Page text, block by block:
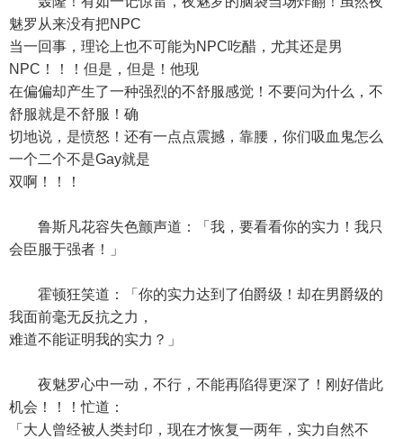
魅罗从来没有把NPC
当一回事，理论上也不可能为NPC吃醋，尤其还是男
NPC！！！但是，但是！他现
在偏偏却产生了一种强烈的不舒服感觉！不要问为什么，不
舒服就是不舒服！确
切地说，是愤怒！还有一点点震撼，靠腰，你们吸血鬼怎么
一个二个不是Gay就是
双啊！！！
鲁斯凡花容失色颤声道：「我，要看看你的实力！我只
会臣服于强者！」
霍顿狂笑道：「你的实力达到了伯爵级！却在男爵级的
我面前毫无反抗之力，
难道不能证明我的实力？」
夜魅罗心中一动，不行，不能再陷得更深了！刚好借此
机会！！！忙道：
「大人曾经被人类封印，现在才恢复一两年，实力自然不